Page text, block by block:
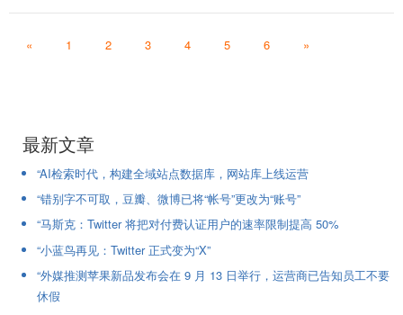
« 1 2 3 4 5 6 »
最新文章
“AI检索时代，构建全域站点数据库，网站库上线运营
“错别字不可取，豆瓣、微博已将“帐号”更改为“账号”
“马斯克：Twitter 将把对付费认证用户的速率限制提高 50%
“小蓝鸟再见：Twitter 正式变为“X”
“外媒推测苹果新品发布会在 9 月 13 日举行，运营商已告知员工不要
休假